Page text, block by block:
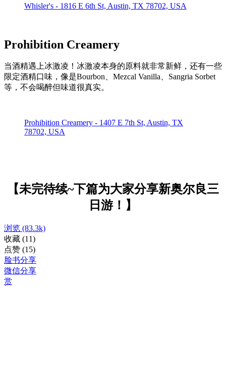
Whisler's - 1816 E 6th St, Austin, TX 78702, USA
Prohibition Creamery
当酒精遇上冰激凌！冰激凌本身的原料就非常新鲜，还有一些
限定酒精口味，像是Bourbon、Mezcal Vanilla、Sangria Sorbet
等，不会喝醉但味道很真实。
Prohibition Creamery - 1407 E 7th St, Austin, TX
78702, USA
【未完待续~下篇为大家分享新奥尔良三
日游！】
浏览 (83.3k)
收藏 (11)
点赞 (15)
脸书分享
微信分享
赏